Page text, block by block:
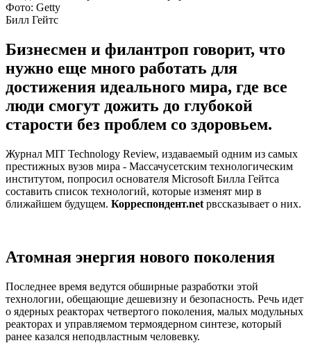
Фото: Getty
Билл Гейтс
Бизнесмен и филантроп говорит, что
нужно еще много работать для
достижения идеального мира, где все
люди смогут дожить до глубокой
старости без проблем со здоровьем.
Журнал MIT Technology Review, издаваемый одним из самых
престижных вузов мира - Массачусетским технологическим
институтом, попросил основателя Microsoft Билла Гейтса
составить список технологий, которые изменят мир в
ближайшем будущем. Корреспондент.net рвссказывает о них.
Атомная энергия нового поколения
Последнее время ведутся обширные разработки этой
технологии, обещающие дешевизну и безопасность. Речь идет
о ядерных реакторах четвертого поколения, малых модульных
реакторах и управляемом термоядерном синтезе, который
ранее казался неподвластным человевку.